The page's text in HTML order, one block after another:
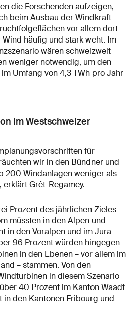
die Forschenden aufzeigen,
beim Ausbau der Windkraft
vor allem dort
häufig und stark weht. Im
wären schweizweit
weniger notwendig, um den
Umfang von 4,3 TWh pro Jahr
im Westschweizer
für
wir in den Bündner und
200 Windanlagen weniger als
Grêt-​Regamey.
Prozent des jährlichen Zieles
müssten in den Alpen und
in den Voralpen und im Jura
96 Prozent würden hingegen
in den Ebenen – vor allem im
– stammen. Von den
in diesem Szenario
40 Prozent im Kanton Waadt
in den Kantonen Fribourg und